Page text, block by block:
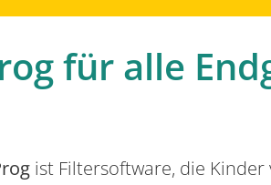
für alle
ist Filtersoftware, die